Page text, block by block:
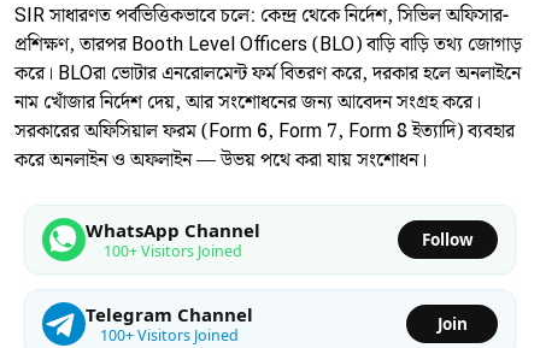
SIR সাধারণত পর্বভিত্তিকভাবে চলে: কেন্দ্র থেকে নির্দেশ, সিভিল অফিসার-
প্রশিক্ষণ, তারপর Booth Level Officers (BLO) বাড়ি বাড়ি তথ্য জোগাড়
করে। BLOরা ভোটার এনরোলমেন্ট ফর্ম বিতরণ করে, দরকার হলে অনলাইনে
নাম খোঁজার নির্দেশ দেয়, আর সংশোধনের জন্য আবেদন সংগ্রহ করে।
সরকারের অফিসিয়াল ফরম (Form 6, Form 7, Form 8 ইত্যাদি) ব্যবহার
করে অনলাইন ও অফলাইন — উভয় পথে করা যায় সংশোধন।
WhatsApp Channel
100+ Visitors Joined
Follow
Telegram Channel
100+ Visitors Joined
Join